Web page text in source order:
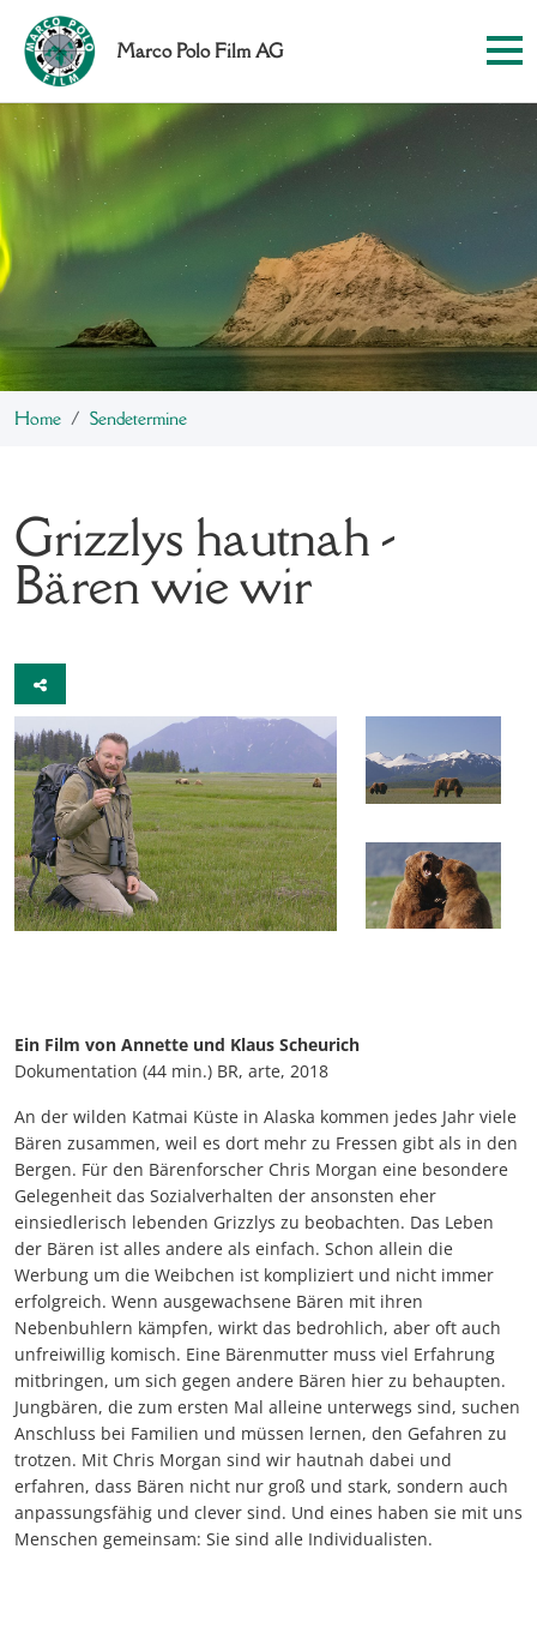
Marco Polo Film AG
Home Sendetermine
Grizzlys hautnah -
Bären wie wir
Ein Film von Annette und Klaus Scheurich
Dokumentation (44 min.) BR, arte, 2018
An der wilden Katmai Küste in Alaska kommen jedes Jahr viele
Bären zusammen, weil es dort mehr zu Fressen gibt als in den
Bergen. Für den Bärenforscher Chris Morgan eine besondere
Gelegenheit das Sozialverhalten der ansonsten eher
einsiedlerisch lebenden Grizzlys zu beobachten. Das Leben
der Bären ist alles andere als einfach. Schon allein die
Werbung um die Weibchen ist kompliziert und nicht immer
erfolgreich. Wenn ausgewachsene Bären mit ihren
Nebenbuhlern kämpfen, wirkt das bedrohlich, aber oft auch
unfreiwillig komisch. Eine Bärenmutter muss viel Erfahrung
mitbringen, um sich gegen andere Bären hier zu behaupten.
Jungbären, die zum ersten Mal alleine unterwegs sind, suchen
Anschluss bei Familien und müssen lernen, den Gefahren zu
trotzen. Mit Chris Morgan sind wir hautnah dabei und
erfahren, dass Bären nicht nur groß und stark, sondern auch
anpassungsfähig und clever sind. Und eines haben sie mit uns
Menschen gemeinsam: Sie sind alle Individualisten.